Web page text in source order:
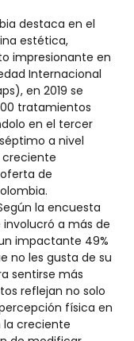
destaca en el
estética,
impresionante en
Internacional
en 2019 se
tratamientos
en el tercer
a nivel
creciente
de
la encuesta
involucró a más de
impactante 49%
no les gusta de su
sentirse más
reflejan no solo
física en
la creciente